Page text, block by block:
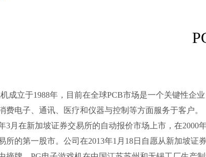
成立于1988年，目前在全球PCB市场是一个关键性企
费电子、通讯、医疗和仪器与控制等方面服务于客户。
3月在新加坡证券交易所的自动报价市场上市，在2000
所的第一股市。公司在2013年1月18日自愿从新加坡证